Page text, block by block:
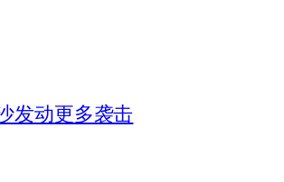
发动更多袭击